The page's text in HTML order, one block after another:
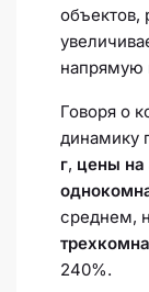
объектов,
напрямую
Говоря о
динамику
г, цены на
среднем,
240%.